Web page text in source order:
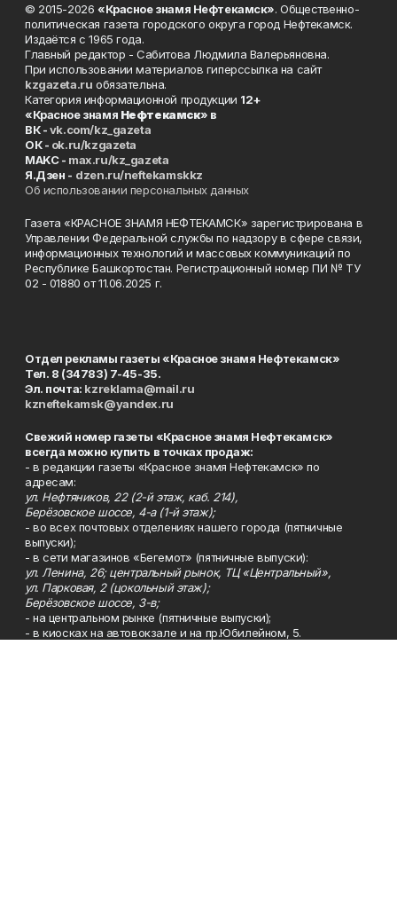
© 2015-2026 «Красное знамя Нефтекамск». Общественно-
политическая газета городского округа город Нефтекамск.
Издаётся с 1965 года.
Главный редактор - Сабитова Людмила Валерьяновна.
При использовании материалов гиперссылка на сайт
kzgazeta.ru обязательна.
Категория информационной продукции 12+
«Красное знамя Нефтекамск» в
ВК -vk.com/kz_gazeta
ОК - ok.ru/kzgazeta
MAKC - max.ru/kz_gazeta
Я.Дзен - dzen.ru/neftekamskkz
Об использовании персональных данных
Газета «КРАСНОЕ ЗНАМЯ НЕФТЕКАМСК» зарегистрирована в
Управлении Федеральной службы по надзору в сфере связи,
информационных технологий и массовых коммуникаций по
Республике Башкортостан. Регистрационный номер ПИ № ТУ
02 - 01880 от 11.06.2025 г.
Отдел рекламы газеты «Красное знамя Нефтекамск»
Тел. 8 (34783) 7-45-35.
Эл. почта: kzreklama@mail.ru
kzneftekamsk@yandex.ru
Свежий номер газеты «Красное знамя Нефтекамск»
всегда можно купить в точках продаж:
- в редакции газеты «Красное знамя Нефтекамск» по
адресам:
ул. Нефтяников, 22 (2-й этаж, каб. 214),
Берёзовское шоссе, 4-а (1-й этаж);
- во всех почтовых отделениях нашего города (пятничные
выпуски);
- в сети магазинов «Бегемот» (пятничные выпуски):
ул. Ленина, 26; центральный рынок, ТЦ «Центральный»,
ул. Парковая, 2 (цокольный этаж);
Берёзовское шоссе, 3-в;
- на центральном рынке (пятничные выпуски);
- в киосках на автовокзале и на пр.Юбилейном, 5.